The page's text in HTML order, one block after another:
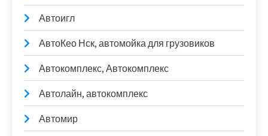
Автоигл
АвтоКео Нск, автомойка для грузовиков
Автокомплекс, Автокомплекс
Автолайн, автокомплекс
Автомир